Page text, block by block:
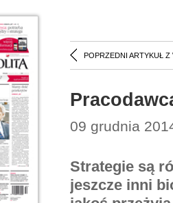
POPRZEDNI ARTYKUŁ Z
09 grudnia
Strategie są
jeszcze inni